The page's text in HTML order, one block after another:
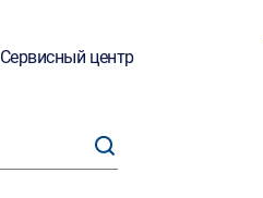
Сервисный центр